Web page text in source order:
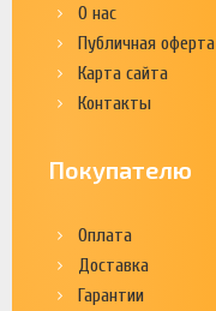
О нас
Публичная оферта
Карта сайта
Контакты
Покупателю
Оплата
Доставка
Гарантии